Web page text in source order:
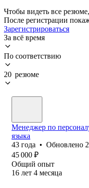
Чтобы видеть все
После регистрации
Зарегистрироваться
За всё время
По соответствию
20 резюме
Менеджер по
языка
43 года • Обновлено
45 000 ₽
Общий опыт
16 лет 4 месяца